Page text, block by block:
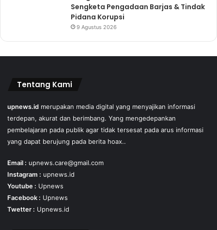
Sengketa Pengadaan Barjas & Tindak
Pidana Korupsi
9 Agustus 2026
Tentang Kami
upnews.id merupakan media digital yang menyajikan informasi
terdepan, akurat dan berimbang. Yang mengedepankan
pembelajaran pada publik agar tidak tersesat pada arus informasi
yang dapat berujung pada berita hoax..
Email : upnews.care@gmail.com
Instagram : upnews.id
Youtube : Upnews
Facebook : Upnews
Twetter : Upnews.id